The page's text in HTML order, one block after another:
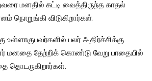
மனதில் கட்டி வைத்திருந்த காதல்
நொறுங்கி விடுகிறார்கள்.
உள்ளாகுபவர்களில் பலர் அதிர்ச்சிக்கு
மனதை தேற்றிக் கொண்டு வேறு பாதையில்